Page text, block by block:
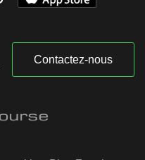
Contactez-nous